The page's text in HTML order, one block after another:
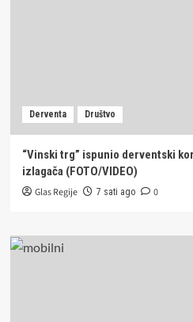
Derventa Društvo
“Vinski trg” ispunio derventski
izlagača (FOTO/VIDEO)
Glas Regije 7 sati ago 0